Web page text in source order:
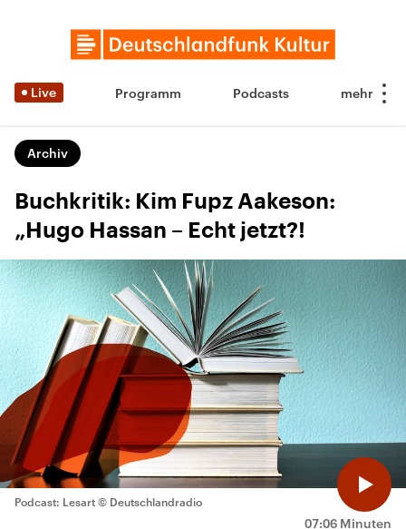
Live Programm Podcasts
Archiv
Buchkritik: Kim Fupz Aakeson:
„Hugo Hassan – Echt jetzt?!
07:06 Minuten
Podcast: Lesart © Deutschlandradio